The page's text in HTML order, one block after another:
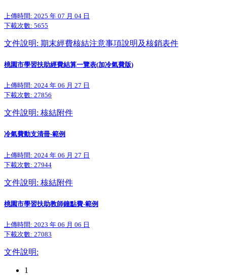
上傳時間: 2025 年 07 月 04 日
下載次數: 5655
文件說明: 期末經費核結注意事項說明及核銷表件
桃園市學習扶助經費結算一覽表(加冷氣費版)
上傳時間: 2024 年 06 月 27 日
下載次數: 27856
文件說明: 核結附件
冷氣費動支清冊-範例
上傳時間: 2024 年 06 月 27 日
下載次數: 27944
文件說明: 核結附件
桃園市學習扶助教師鐘點費-範例
上傳時間: 2023 年 06 月 06 日
下載次數: 27083
文件說明:
1